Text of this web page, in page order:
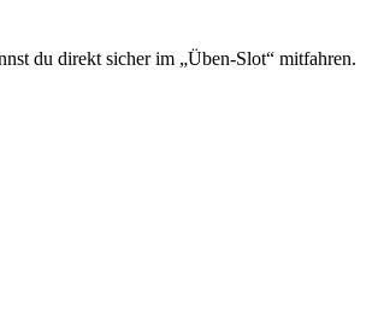
du direkt sicher im „Üben-Slot“ mitfahren.